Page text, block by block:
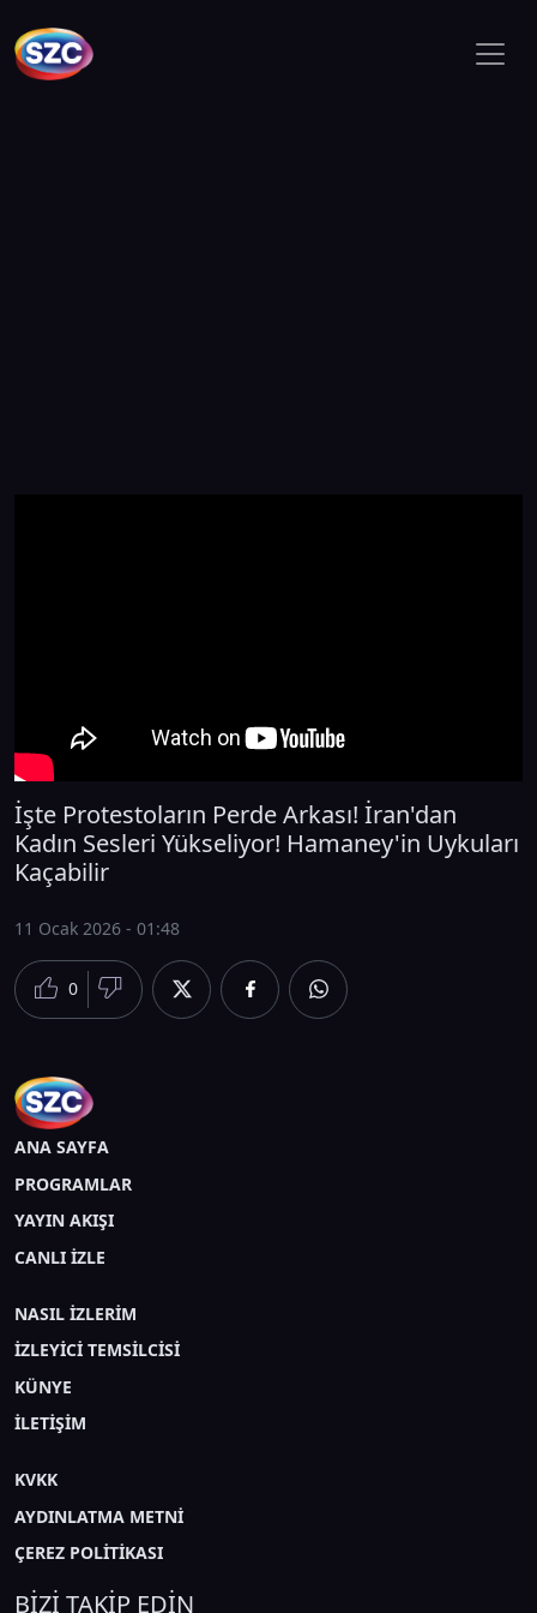
İşte Protestoların Perde Arkası! İran'dan
Kadın Sesleri Yükseliyor! Hamaney'in Uykuları
Kaçabilir
11 Ocak 2026 - 01:48
0
ANA SAYFA
PROGRAMLAR
YAYIN AKIŞI
CANLI İZLE
NASIL İZLERİM
İZLEYİCİ TEMSİLCİSİ
KÜNYE
İLETİŞİM
KVKK
AYDINLATMA METNİ
ÇEREZ POLİTİKASI
BİZİ TAKİP EDİN